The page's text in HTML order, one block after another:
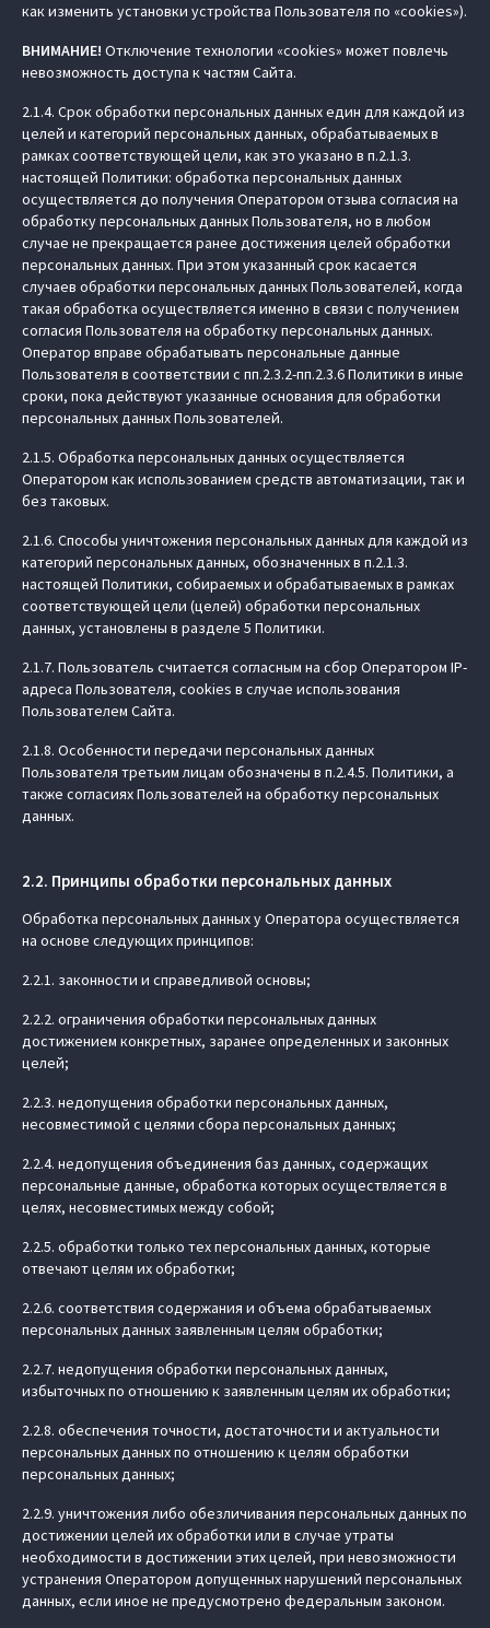
как изменить установки устройства Пользователя по «cookies»).
ВНИМАНИЕ! Отключение технологии «cookies» может повлечь
невозможность доступа к частям Сайта.
2.1.4. Срок обработки персональных данных един для каждой из
целей и категорий персональных данных, обрабатываемых в
рамках соответствующей цели, как это указано в п.2.1.3.
настоящей Политики: обработка персональных данных
осуществляется до получения Оператором отзыва согласия на
обработку персональных данных Пользователя, но в любом
случае не прекращается ранее достижения целей обработки
персональных данных. При этом указанный срок касается
случаев обработки персональных данных Пользователей, когда
такая обработка осуществляется именно в связи с получением
согласия Пользователя на обработку персональных данных.
Оператор вправе обрабатывать персональные данные
Пользователя в соответствии с пп.2.3.2-пп.2.3.6 Политики в иные
сроки, пока действуют указанные основания для обработки
персональных данных Пользователей.
2.1.5. Обработка персональных данных осуществляется
Оператором как использованием средств автоматизации, так и
без таковых.
2.1.6. Способы уничтожения персональных данных для каждой из
категорий персональных данных, обозначенных в п.2.1.3.
настоящей Политики, собираемых и обрабатываемых в рамках
соответствующей цели (целей) обработки персональных
данных, установлены в разделе 5 Политики.
2.1.7. Пользователь считается согласным на сбор Оператором IP-
адреса Пользователя, cookies в случае использования
Пользователем Сайта.
2.1.8. Особенности передачи персональных данных
Пользователя третьим лицам обозначены в п.2.4.5. Политики, а
также согласиях Пользователей на обработку персональных
данных.
2.2. Принципы обработки персональных данных
Обработка персональных данных у Оператора осуществляется
на основе следующих принципов:
2.2.1. законности и справедливой основы;
2.2.2. ограничения обработки персональных данных
достижением конкретных, заранее определенных и законных
целей;
2.2.3. недопущения обработки персональных данных,
несовместимой с целями сбора персональных данных;
2.2.4. недопущения объединения баз данных, содержащих
персональные данные, обработка которых осуществляется в
целях, несовместимых между собой;
2.2.5. обработки только тех персональных данных, которые
отвечают целям их обработки;
2.2.6. соответствия содержания и объема обрабатываемых
персональных данных заявленным целям обработки;
2.2.7. недопущения обработки персональных данных,
избыточных по отношению к заявленным целям их обработки;
2.2.8. обеспечения точности, достаточности и актуальности
персональных данных по отношению к целям обработки
персональных данных;
2.2.9. уничтожения либо обезличивания персональных данных по
достижении целей их обработки или в случае утраты
необходимости в достижении этих целей, при невозможности
устранения Оператором допущенных нарушений персональных
данных, если иное не предусмотрено федеральным законом.